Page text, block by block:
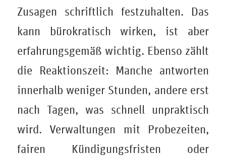
Zusagen schriftlich festzuhalten. Das
kann bürokratisch wirken, ist aber
erfahrungsgemäß wichtig. Ebenso zählt
die Reaktionszeit: Manche antworten
innerhalb weniger Stunden, andere erst
nach Tagen, was schnell unpraktisch
wird. Verwaltungen mit Probezeiten,
fairen Kündigungsfristen oder